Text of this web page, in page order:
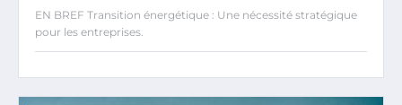
EN BREF Transition énergétique : Une nécessité stratégique
pour les entreprises.